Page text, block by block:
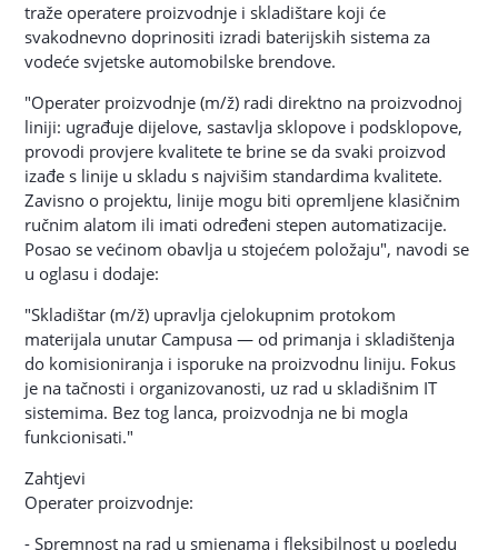
traže operatere proizvodnje i skladištare koji će
svakodnevno doprinositi izradi baterijskih sistema za
vodeće svjetske automobilske brendove.
"Operater proizvodnje (m/ž) radi direktno na proizvodnoj
liniji: ugrađuje dijelove, sastavlja sklopove i podsklopove,
provodi provjere kvalitete te brine se da svaki proizvod
izađe s linije u skladu s najvišim standardima kvalitete.
Zavisno o projektu, linije mogu biti opremljene klasičnim
ručnim alatom ili imati određeni stepen automatizacije.
Posao se većinom obavlja u stojećem položaju", navodi se
u oglasu i dodaje:
"Skladištar (m/ž) upravlja cjelokupnim protokom
materijala unutar Campusa — od primanja i skladištenja
do komisioniranja i isporuke na proizvodnu liniju. Fokus
je na tačnosti i organizovanosti, uz rad u skladišnim IT
sistemima. Bez tog lanca, proizvodnja ne bi mogla
funkcionisati."
Zahtjevi
Operater proizvodnje:
- Spremnost na rad u smjenama i fleksibilnost u pogledu